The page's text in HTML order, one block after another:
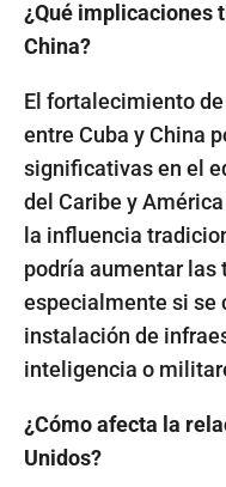
¿Qué implicaciones
China?
El fortalecimiento
entre Cuba y China
significativas en el
del Caribe y
la influencia
podría aumentar las
especialmente si se
instalación de
inteligencia o
¿Cómo afecta la
Unidos?